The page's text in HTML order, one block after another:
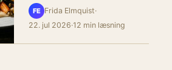
FE Frida Elmquist·
22. jul 2026·12 min læsning